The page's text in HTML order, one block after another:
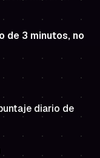
de 3 minutos, no
diario de